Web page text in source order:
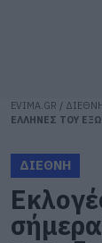
EVIMA.GR /
ΕΛΛΗΝΕΣ ΤΟΥ
ΔΙΕΘΝΗ